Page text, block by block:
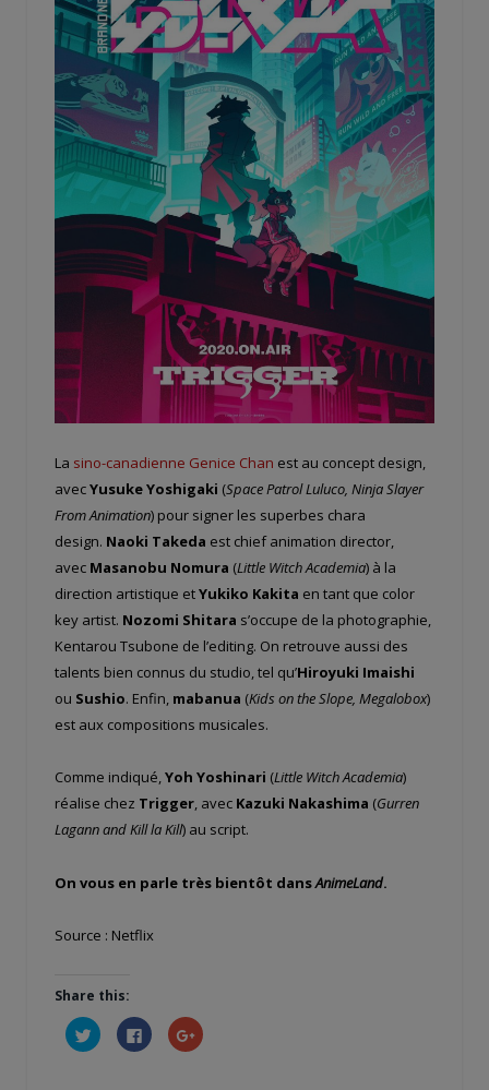
La sino-canadienne Genice Chan est au concept design,
avecYusuke Yoshigaki (Space Patrol Luluco, Ninja Slayer
From Animation) pour signer les superbes chara
design. Naoki Takeda est chief animation director,
avec Masanobu Nomura (Little Witch Academia) à la
direction artistique etYukiko Kakita en tant que color
key artist. Nozomi Shitara s’occupe de la photographie,
Kentarou Tsubone de l’editing. On retrouve aussi des
talents bien connus du studio, tel qu’Hiroyuki Imaishi
ou Sushio. Enfin, mabanua (Kids on the Slope, Megalobox)
est aux compositions musicales.
Comme indiqué,Yoh Yoshinari (Little Witch Academia)
réalise chez Trigger, avec Kazuki Nakashima (Gurren
Lagann and Kill la Kill) au script.
On vous en parle très bientôt dansAnimeLand.
Source : Netflix
Share this:
Cliquez
pour
partager
Cliquez
pour
partager
Cliquez
pour